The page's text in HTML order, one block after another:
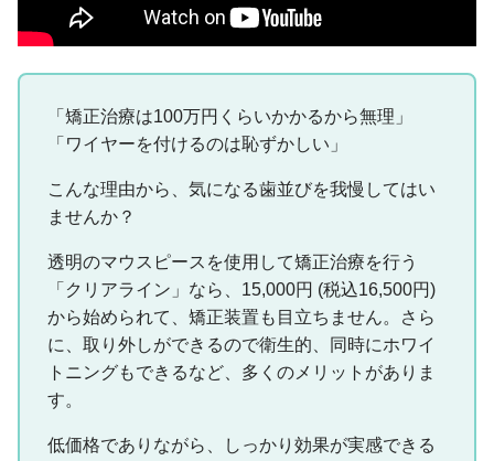
「矯正治療は100万円くらいかかるから無理」
「ワイヤーを付けるのは恥ずかしい」
こんな理由から、気になる歯並びを我慢してはい
ませんか？
透明のマウスピースを使用して矯正治療を行う
「クリアライン」なら、15,000円 (税込16,500円)
から始められて、矯正装置も目立ちません。さら
に、取り外しができるので衛生的、同時にホワイ
トニングもできるなど、多くのメリットがありま
す。
低価格でありながら、しっかり効果が実感できる